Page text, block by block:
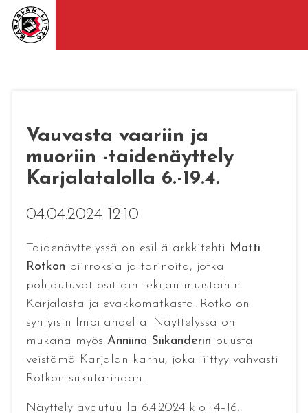
Vauvasta vaariin ja
muoriin -taidenäyttely
Karjalatalolla 6.-19.4.
04.04.2024 12:10
Taidenäyttelyssä on esillä arkkitehti Matti
Rotkon piirroksia ja tarinoita, jotka
pohjautuvat osittain tekijän muistoihin
Karjalasta ja evakkomatkasta. Rotko on
syntyisin Impilahdelta. Näyttelyssä on
mukana myös Anniina Siikanderin puusta
veistämä Karjalan karhu, joka liittyy vahvasti
Rotkon sukutarinaan.
Näyttely avautuu la 6.4.2024 klo 14–16.